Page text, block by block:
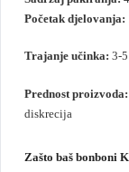
Početak djelovanja:
Trajanje učinka: 3-
Prednost proizvoda:
diskrecija
Zašto baš bonboni